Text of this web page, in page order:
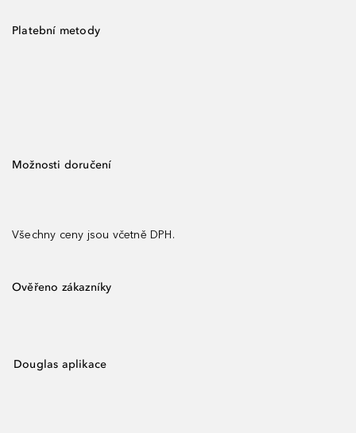
Platební metody
Možnosti doručení
Všechny ceny jsou včetně DPH.
Ověřeno zákazníky
Douglas aplikace